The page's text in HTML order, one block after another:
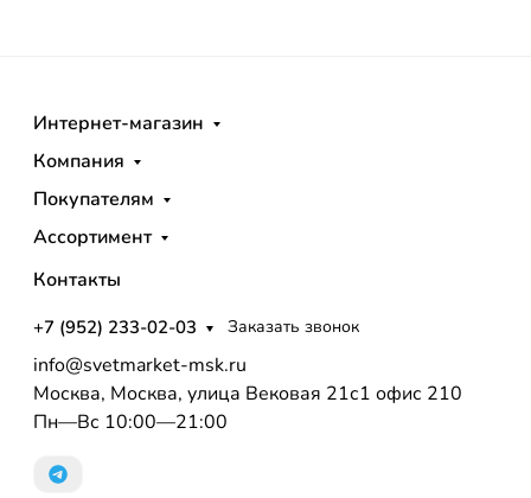
Интернет-магазин
Компания
Покупателям
Ассортимент
Контакты
+7 (952) 233-02-03 Заказать звонок
info@svetmarket-msk.ru
Москва, Москва, улица Вековая 21с1 офис 210
Пн—Вс 10:00—21:00